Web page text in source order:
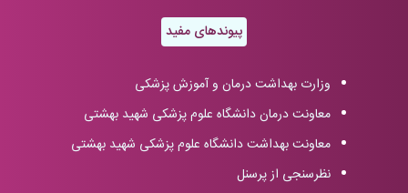
پیوندهای مفید
وزارت بهداشت درمان و آموزش پزشکی
معاونت درمان دانشگاه علوم پزشکی شهید بهشتی
معاونت بهداشت دانشگاه علوم پزشکی شهید بهشتی
نظرسنجی از پرسنل